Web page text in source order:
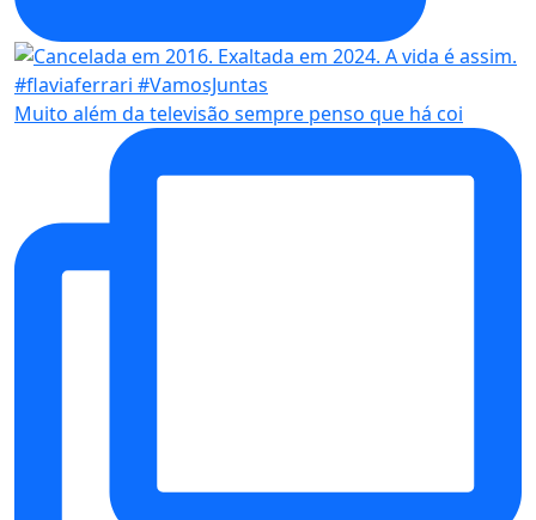
Muito além da televisão sempre penso que há coi